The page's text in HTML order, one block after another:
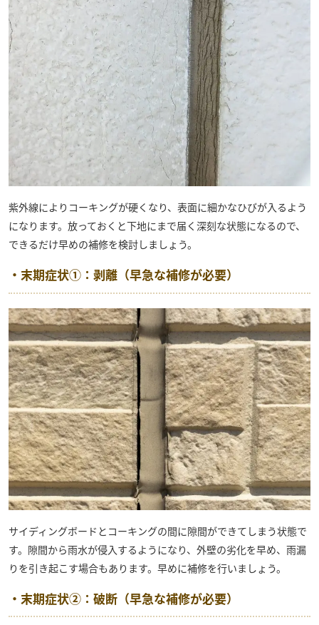
紫外線によりコーキングが硬くなり、表面に細かなひびが入るよう
になります。放っておくと下地にまで届く深刻な状態になるので、
できるだけ早めの補修を検討しましょう。
・末期症状①：剥離（早急な補修が必要）
サイディングボードとコーキングの間に隙間ができてしまう状態で
す。隙間から雨水が侵入するようになり、外壁の劣化を早め、雨漏
りを引き起こす場合もあります。早めに補修を行いましょう。
・末期症状②：破断（早急な補修が必要）